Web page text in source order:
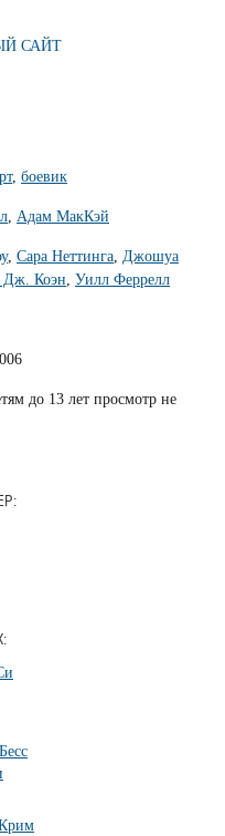
САЙТ
, боевик
, Адам МакКэй
, Сара Неттинга, Джошуа
Коэн, Уилл Феррелл
до 13 лет просмотр не